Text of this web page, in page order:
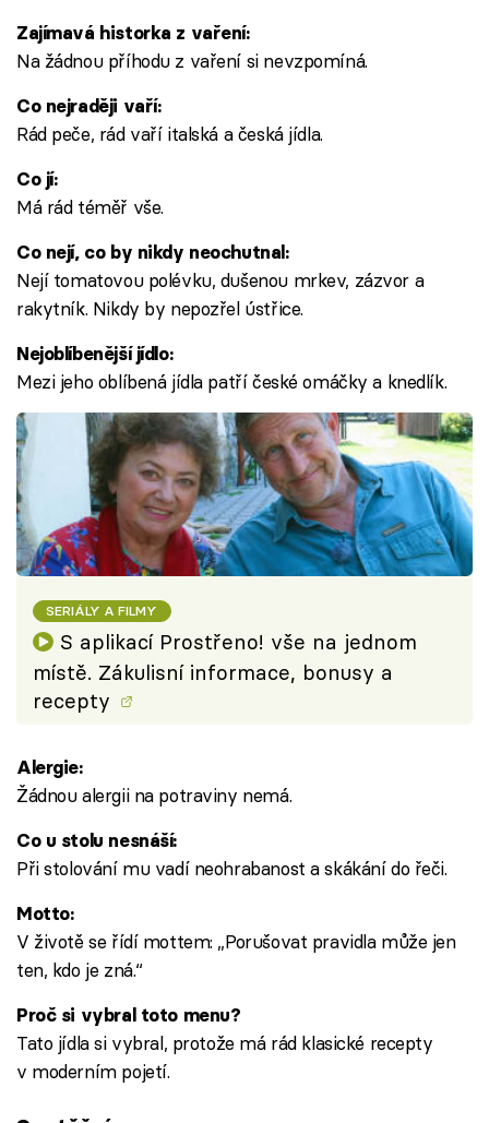
Zajímavá historka z vaření:
Na žádnou příhodu z vaření si nevzpomíná.
Co nejraději vaří:
Rád peče, rád vaří italská a česká jídla.
Co jí:
Má rád téměř vše.
Co nejí, co by nikdy neochutnal:
Nejí tomatovou polévku, dušenou mrkev, zázvor a
rakytník. Nikdy by nepozřel ústřice.
Nejoblíbenější jídlo:
Mezi jeho oblíbená jídla patří české omáčky a knedlík.
SERIÁLY A FILMY
S aplikací Prostřeno! vše na jednom
místě. Zákulisní informace, bonusy a
recepty
Alergie:
Žádnou alergii na potraviny nemá.
Co u stolu nesnáší:
Při stolování mu vadí neohrabanost a skákání do řeči.
Motto:
V životě se řídí mottem: „Porušovat pravidla může jen
ten, kdo je zná.“
Proč si vybral toto menu?
Tato jídla si vybral, protože má rád klasické recepty
v moderním pojetí.